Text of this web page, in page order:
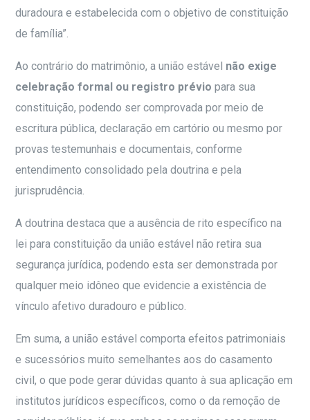
duradoura e estabelecida com o objetivo de constituição
de família”.
Ao contrário do matrimônio, a união estável não exige
celebração formal ou registro prévio para sua
constituição, podendo ser comprovada por meio de
escritura pública, declaração em cartório ou mesmo por
provas testemunhais e documentais, conforme
entendimento consolidado pela doutrina e pela
jurisprudência.
A doutrina destaca que a ausência de rito específico na
lei para constituição da união estável não retira sua
segurança jurídica, podendo esta ser demonstrada por
qualquer meio idôneo que evidencie a existência de
vínculo afetivo duradouro e público.
Em suma, a união estável comporta efeitos patrimoniais
e sucessórios muito semelhantes aos do casamento
civil, o que pode gerar dúvidas quanto à sua aplicação em
institutos jurídicos específicos, como o da remoção de